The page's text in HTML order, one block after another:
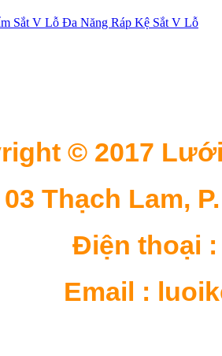
Sắt V Lỗ Đa Năng Ráp Kệ Sắt V Lỗ
© 2017
Thạch Lam,
Điện thoại :
Email :